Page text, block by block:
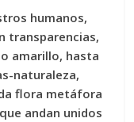
humanos,
transparencias,
amarillo, hasta
naturaleza,
flora metáfora
andan unidos